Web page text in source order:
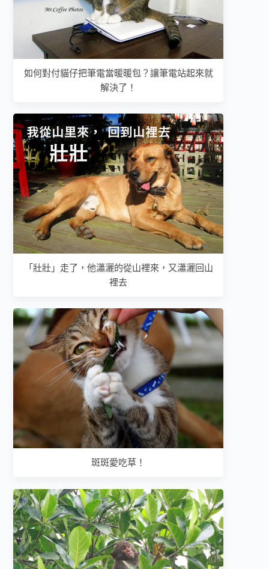
如何對付貓仔把筆電當暖暖包？讓筆電站起來就
解決了！
「壯壯」走了，他瀟灑的從山裡來，又瀟灑回山
裡去
斑斑愛吃草！